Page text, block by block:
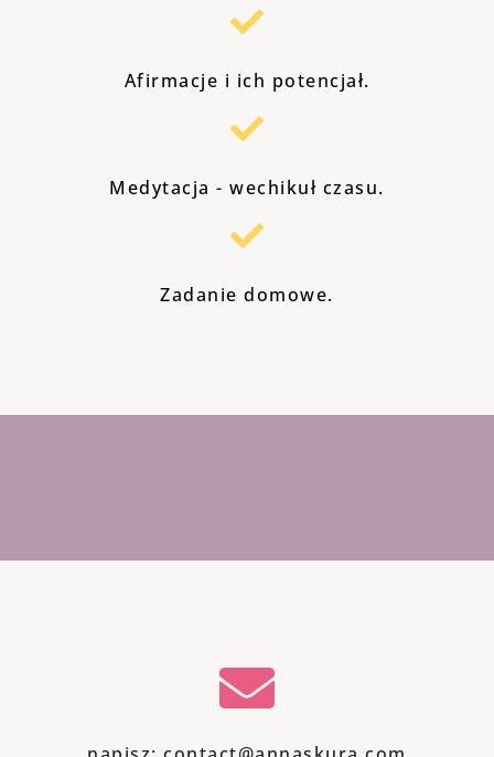
Afirmacje i ich potencjał.
Medytacja - wechikuł czasu.
Zadanie domowe.